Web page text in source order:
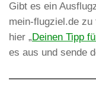
Gibt es ein
mein-flugziel.de
hier „ Deinen Tipp
es aus und sende